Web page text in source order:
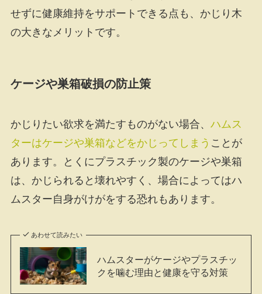
せずに健康維持をサポートできる点も、かじり木
の大きなメリットです。
ケージや巣箱破損の防止策
かじりたい欲求を満たすものがない場合、 ハムス
ターはケージや巣箱などをかじってしまう ことが
あります。とくにプラスチック製のケージや巣箱
は、かじられると壊れやすく、場合によってはハ
ムスター自身がけがをする恐れもあります。
あわせて読みたい
ハムスターがケージやプラスチッ
クを噛む理由と健康を守る対策